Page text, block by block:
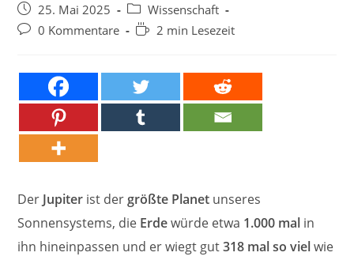
Beitrag
veröffentlicht:
25. Mai 2025
Beitrags-
Kategorie:
Wissenschaft
Beitrags-
0 Kommentare Lesedauer:
2 min Lesezeit
Der Jupiter ist der größte Planet unseres
Sonnensystems, die Erdewürde etwa 1.000 mal in
ihn hineinpassen und er wiegt gut318 mal so vielwie